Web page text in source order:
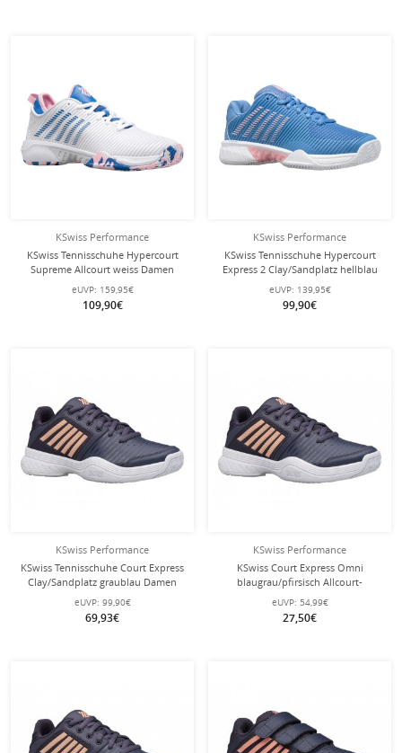
KSwiss Performance
KSwiss Tennisschuhe Hypercourt
Supreme Allcourt weiss Damen
eUVP: 159,95€
109,90€
KSwiss Performance
KSwiss Tennisschuhe Hypercourt
Express 2 Clay/Sandplatz hellblau
Damen
eUVP: 139,95€
99,90€
KSwiss Performance
KSwiss Tennisschuhe Court Express
Clay/Sandplatz graublau Damen
eUVP: 99,90€
69,93€
KSwiss Performance
KSwiss Court Express Omni
blaugrau/pfirsisch Allcourt-
Tennisschuhe Kinder
eUVP: 54,99€
27,50€